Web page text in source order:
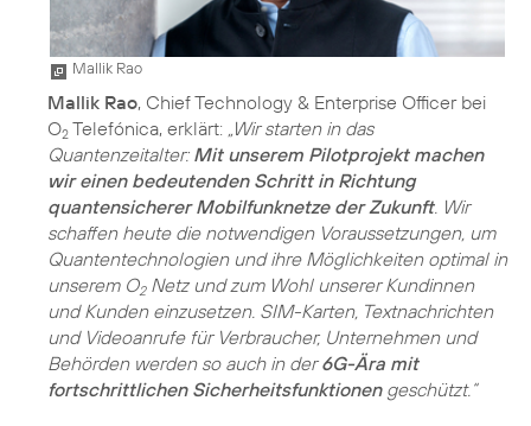
Mallik Rao
Mallik Rao, Chief Technology & Enterprise Officer bei
O2 Telefónica, erklärt: „Wir starten in das
Quantenzeitalter: Mit unserem Pilotprojekt machen
wir einen bedeutenden Schritt in Richtung
quantensicherer Mobilfunknetze der Zukunft. Wir
schaffen heute die notwendigen Voraussetzungen, um
Quantentechnologien und ihre Möglichkeiten optimal in
unserem O2Netz und zum Wohl unserer Kundinnen
und Kunden einzusetzen. SIM-Karten, Textnachrichten
und Videoanrufe für Verbraucher, Unternehmen und
Behörden werden so auch in der6G-Ära mit
fortschrittlichen Sicherheitsfunktionengeschützt.“